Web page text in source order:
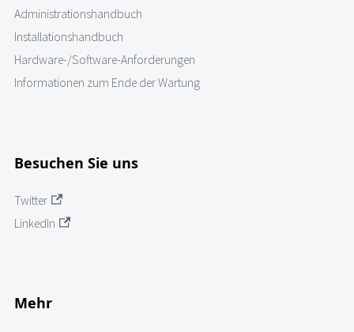
Administrationshandbuch
Installationshandbuch
Hardware-/Software-Anforderungen
Informationen zum Ende der Wartung
Besuchen Sie uns
Twitter
LinkedIn
Mehr